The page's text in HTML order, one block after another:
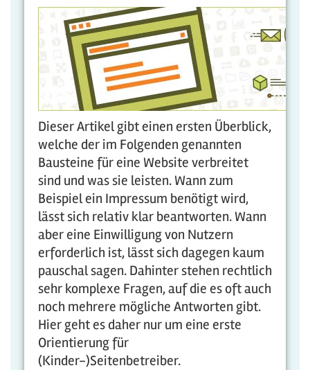
Dieser Artikel gibt einen ersten Überblick,
welche der im Folgenden genannten
Bausteine für eine Website verbreitet
sind und was sie leisten. Wann zum
Beispiel ein Impressum benötigt wird,
lässt sich relativ klar beantworten. Wann
aber eine Einwilligung von Nutzern
erforderlich ist, lässt sich dagegen kaum
pauschal sagen. Dahinter stehen rechtlich
sehr komplexe Fragen, auf die es oft auch
noch mehrere mögliche Antworten gibt.
Hier geht es daher nur um eine erste
Orientierung für
(Kinder-)Seitenbetreiber.